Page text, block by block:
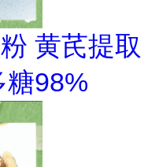
黄芪提取
糖98%